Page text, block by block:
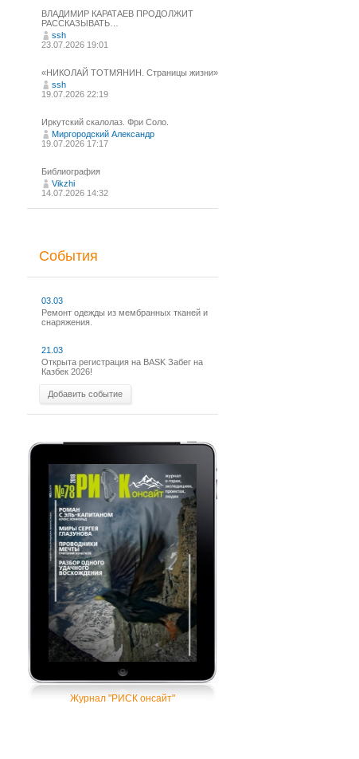
ВЛАДИМИР КАРАТАЕВ ПРОДОЛЖИТ
РАССКАЗЫВАТЬ…
ssh
23.07.2026 19:01
«НИКОЛАЙ ТОТМЯНИН. Страницы жизни»
ssh
19.07.2026 22:19
Иркутский скалолаз. Фри Соло.
Миргородский Александр
19.07.2026 17:17
Библиография
Vikzhi
14.07.2026 14:32
События
03.03
Ремонт одежды из мембранных тканей и
снаряжения.
21.03
Открыта регистрация на BASK Забег на
Казбек 2026!
Добавить событие
Журнал "РИСК онсайт"